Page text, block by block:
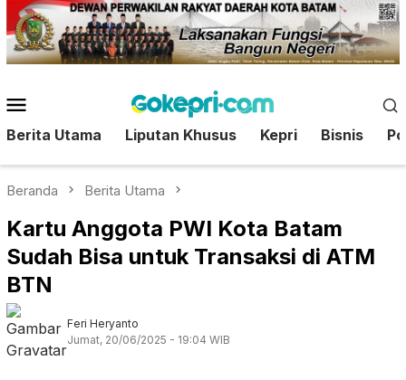
Loncat
ke
konten
Mobile
Berita Utama Liputan Khusus Kepri Bisnis
Beranda Berita Utama
Kartu Anggota PWI Kota Batam
Sudah Bisa untuk Transaksi di ATM
BTN
Feri Heryanto
Jumat, 20/06/2025 - 19:04 WIB